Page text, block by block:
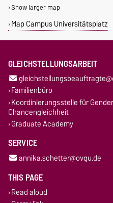
Show larger map
Map Campus Universitätsplatz
GLEICHSTELLUNGSARBEIT
Familienbüro
Koordinierungsstelle für
Chancengleichheit
Graduate Academy
SERVICE
annika.schetter@ovgu.de
THIS PAGE
Read aloud